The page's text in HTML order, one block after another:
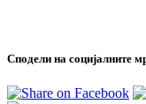
Сподели на социјалните